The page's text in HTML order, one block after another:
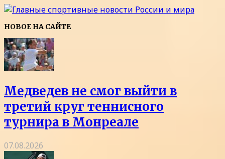
НОВОЕ НА САЙТЕ
Медведев не смог выйти в
третий круг теннисного
турнира в Монреале
07.08.2026